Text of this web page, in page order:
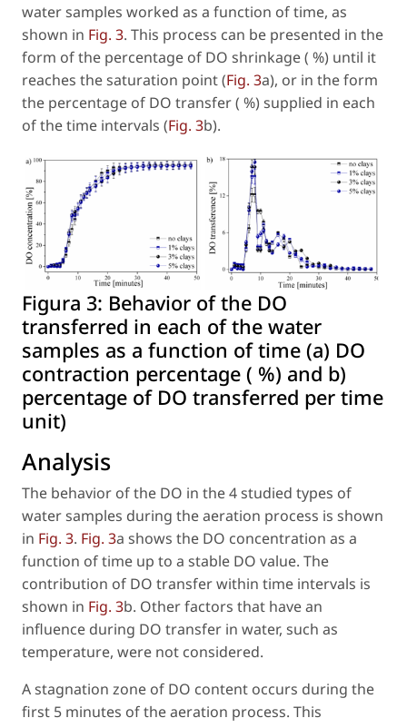
water samples worked as a function of time, as
shown in Fig. 3. This process can be presented in the
form of the percentage of DO shrinkage ( %) until it
reaches the saturation point (Fig. 3a), or in the form
the percentage of DO transfer ( %) supplied in each
of the time intervals (Fig. 3b).
Figura 3: Behavior of the DO
transferred in each of the water
samples as a function of time (a) DO
contraction percentage ( %) and b)
percentage of DO transferred per time
unit)
Analysis
The behavior of the DO in the 4 studied types of
water samples during the aeration process is shown
in Fig. 3. Fig. 3a shows the DO concentration as a
function of time up to a stable DO value. The
contribution of DO transfer within time intervals is
shown in Fig. 3b. Other factors that have an
influence during DO transfer in water, such as
temperature, were not considered.
A stagnation zone of DO content occurs during the
first 5 minutes of the aeration process. This